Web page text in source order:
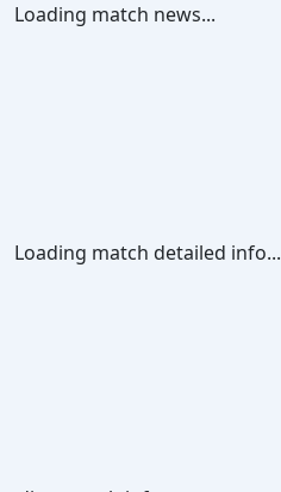
Loading match news...
Loading match detailed info...